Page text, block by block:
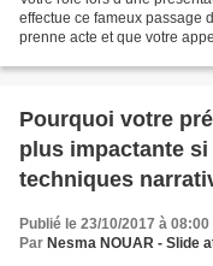
effectue ce fameux passage
prenne acte et que votre
Pourquoi votre
plus impactante
techniques
Publié le 23/10/2017 à 08:00
Par Nesma NOUAR - Slide